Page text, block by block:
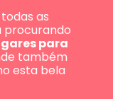
as
procurando
para
também
esta bela